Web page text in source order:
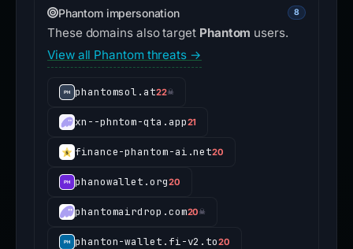
Phantom impersonation 8
These domains also target Phantom users.
View all Phantom threats →
phantomsol.at22☠
xn--phntom-qta.app21
finance-phantom-ai.net20
phanowallet.org20
phantomairdrop.com20☠
phanton-wallet.fi-v2.to20